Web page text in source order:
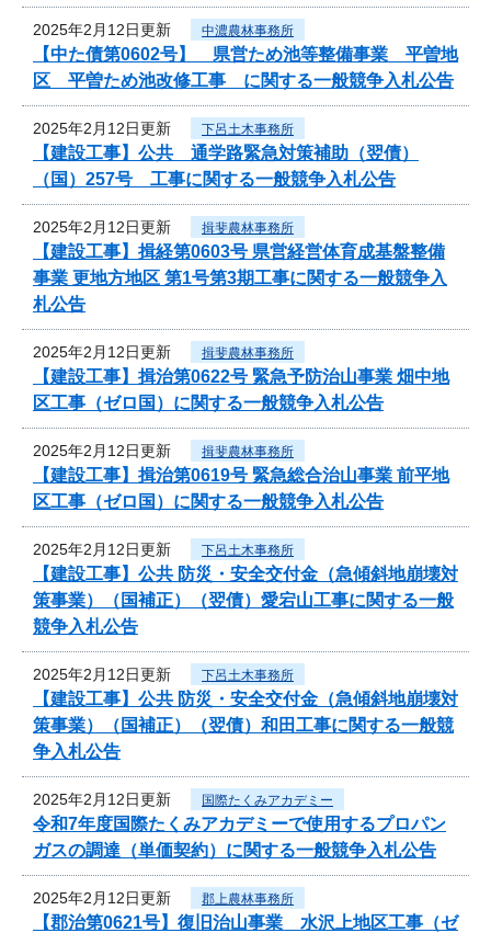
2025年2月12日更新 中濃農林事務所
【中た債第0602号】 県営ため池等整備事業 平曽地
区 平曽ため池改修工事 に関する一般競争入札公告
2025年2月12日更新 下呂土木事務所
【建設工事】公共 通学路緊急対策補助（翌債）
（国）257号 工事に関する一般競争入札公告
2025年2月12日更新 揖斐農林事務所
【建設工事】揖経第0603号 県営経営体育成基盤整備
事業 更地方地区 第1号第3期工事に関する一般競争入
札公告
2025年2月12日更新 揖斐農林事務所
【建設工事】揖治第0622号 緊急予防治山事業 畑中地
区工事（ゼロ国）に関する一般競争入札公告
2025年2月12日更新 揖斐農林事務所
【建設工事】揖治第0619号 緊急総合治山事業 前平地
区工事（ゼロ国）に関する一般競争入札公告
2025年2月12日更新 下呂土木事務所
【建設工事】公共 防災・安全交付金（急傾斜地崩壊対
策事業）（国補正）（翌債）愛宕山工事に関する一般
競争入札公告
2025年2月12日更新 下呂土木事務所
【建設工事】公共 防災・安全交付金（急傾斜地崩壊対
策事業）（国補正）（翌債）和田工事に関する一般競
争入札公告
2025年2月12日更新 国際たくみアカデミー
令和7年度国際たくみアカデミーで使用するプロパン
ガスの調達（単価契約）に関する一般競争入札公告
2025年2月12日更新 郡上農林事務所
【郡治第0621号】復旧治山事業 水沢上地区工事（ゼ